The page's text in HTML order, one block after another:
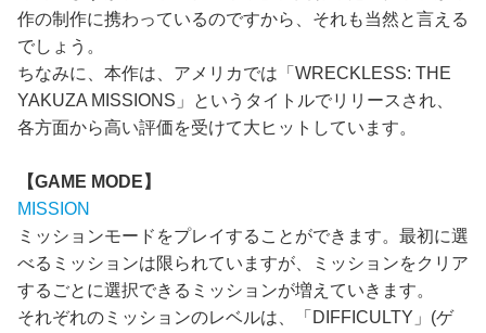
作の制作に携わっているのですから、それも当然と言える
でしょう。
ちなみに、本作は、アメリカでは「WRECKLESS: THE
YAKUZA MISSIONS」というタイトルでリリースされ、
各方面から高い評価を受けて大ヒットしています。
【GAME MODE】
MISSION
ミッションモードをプレイすることができます。最初に選
べるミッションは限られていますが、ミッションをクリア
するごとに選択できるミッションが増えていきます。
それぞれのミッションのレベルは、「DIFFICULTY」(ゲ